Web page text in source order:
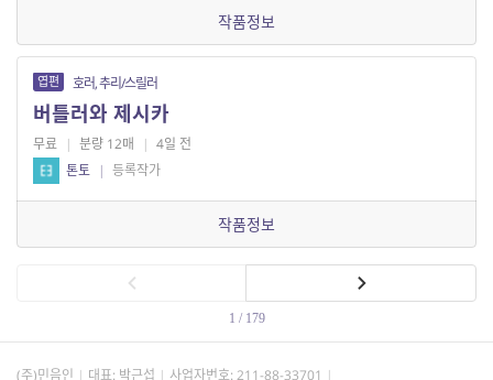
작품정보
엽편 호러, 추리/스릴러
버틀러와 제시카
무료 | 분량 12매 | 4일 전
톤토 | 등록작가
작품정보
1 / 179
(주)민음인 대표: 박근섭 사업자번호: 211-88-33701